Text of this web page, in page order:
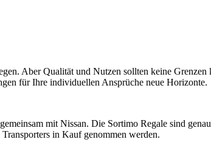
Aber Qualität und Nutzen sollten keine Grenzen
für Ihre individuellen Ansprüche neue Horizonte.
mit Nissan. Die Sortimo Regale sind
in Kauf genommen werden.